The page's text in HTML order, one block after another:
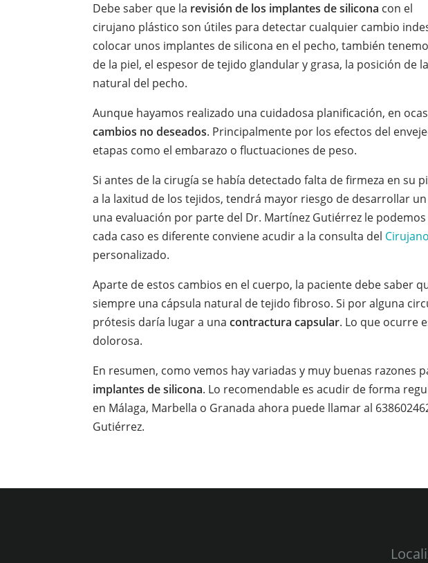
Debe saber que la revisión de los implantes de silicona con el
cirujano plástico son útiles para detectar cualquier cambio
colocar unos implantes de silicona en el pecho, también
de la piel, el espesor de tejido glandular y grasa, la posición de
natural del pecho.
Aunque hayamos realizado una cuidadosa planificación, en
cambios no deseados. Principalmente por los efectos del
etapas como el embarazo o fluctuaciones de peso.
Si antes de la cirugía se había detectado falta de firmeza en su
a la laxitud de los tejidos, tendrá mayor riesgo de desarrollar
una evaluación por parte del Dr. Martínez Gutiérrez le
cada caso es diferente conviene acudir a la consulta del
personalizado.
Aparte de estos cambios en el cuerpo, la paciente debe saber
siempre una cápsula natural de tejido fibroso. Si por alguna
prótesis daría lugar a unacontractura capsular. Lo que ocurre
dolorosa.
En resumen, como vemos hay variadas y muy buenas razones
implantes de silicona. Lo recomendable es acudir de forma
en Málaga, Marbella o Granada ahora puede llamar al
Gutiérrez.